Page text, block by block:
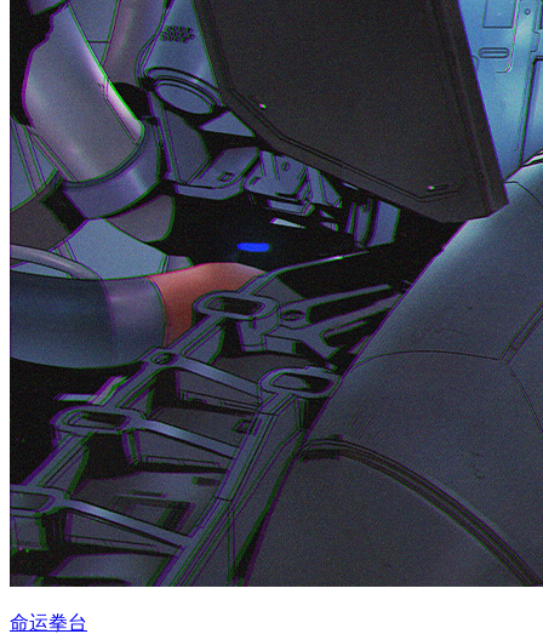
命运拳台